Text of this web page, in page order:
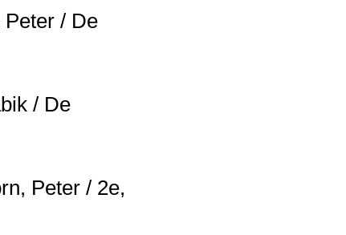
/ De
/ De
Peter / 2e,